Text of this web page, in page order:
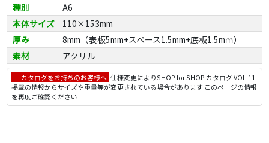
種別
A6
本体サイズ
110×153mm
厚み
8mm（表板5mm+スペース1.5mm+底板1.5mｍ）
素材
アクリル
カタログをお持ちのお客様へ 仕様変更によりSHOP for SHOP カタログ VOL.11
掲載の情報からサイズや重量等が変更されている場合があります このページの情報
を再度ご確認ください